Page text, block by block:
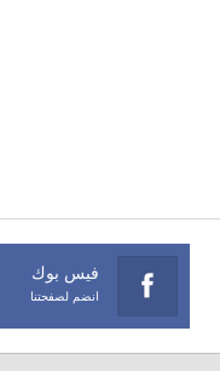
فيس بوك
انضم لصفحتنا